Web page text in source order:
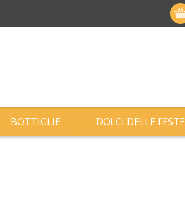
BOTTIGLIE DOLCI DELLE FESTE